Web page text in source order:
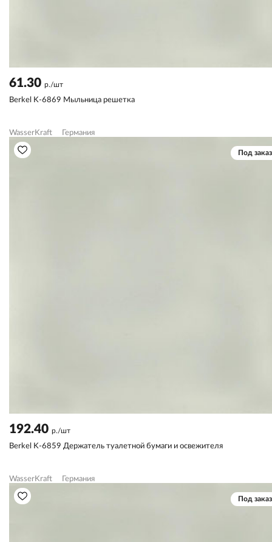
61.30 р./шт
Berkel K-6869 Мыльница решетка
WasserKraft Германия
Под заказ
192.40 р./шт
Berkel K-6859 Держатель туалетной бумаги и освежителя
WasserKraft Германия
Под заказ